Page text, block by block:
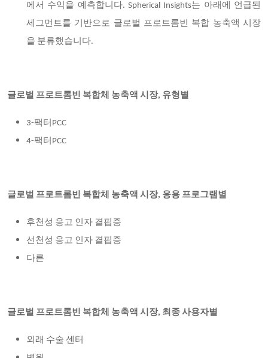
에서 수익을 예측합니다. Spherical Insights는 아래에 언급된
세그먼트를 기반으로 글로벌 프로트롬빈 복합 농축액 시장
을 분류했습니다.
글로벌 프로트롬빈 복합체 농축액 시장, 유형별
3-팩터PCC
4-팩터PCC
글로벌 프로트롬빈 복합체 농축액 시장, 응용 프로그램별
후천성 응고 인자 결핍증
선천성 응고 인자 결핍증
다른
글로벌 프로트롬빈 복합체 농축액 시장, 최종 사용자별
외래 수술 센터